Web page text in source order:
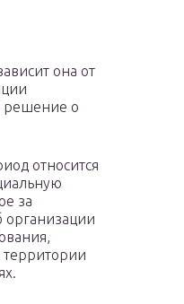
она от
решение о
относится
за
организации